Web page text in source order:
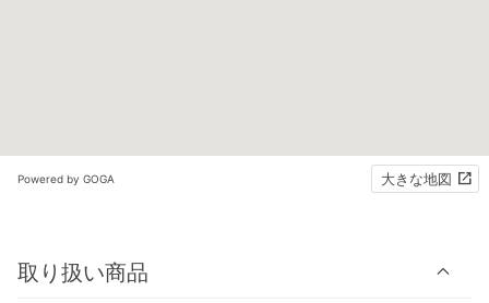
Powered by GOGA 大きな地図
取り扱い商品